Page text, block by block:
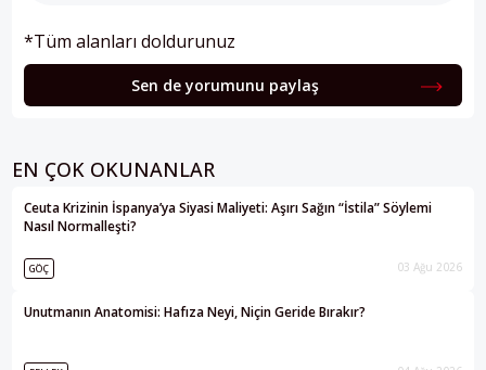
*Tüm alanları doldurunuz
Sen de yorumunu paylaş
EN ÇOK OKUNANLAR
Ceuta Krizinin İspanya’ya Siyasi Maliyeti: Aşırı Sağın “İstila” Söylemi
Nasıl Normalleşti?
GÖÇ 03 Ağu 2026
Unutmanın Anatomisi: Hafıza Neyi, Niçin Geride Bırakır?